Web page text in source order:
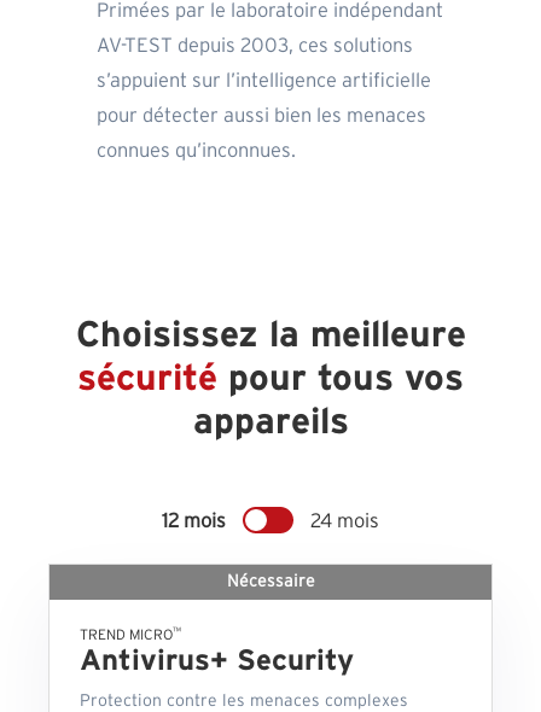
Primées par le laboratoire indépendant
AV-TEST depuis 2003, ces solutions
s’appuient sur l’intelligence artificielle
pour détecter aussi bien les menaces
connues qu’inconnues.
Choisissez la meilleure
sécurité pour tous vos
appareils
12 mois 24 mois
Nécessaire
TREND MICRO™
Antivirus+ Security
Protection contre les menaces complexes